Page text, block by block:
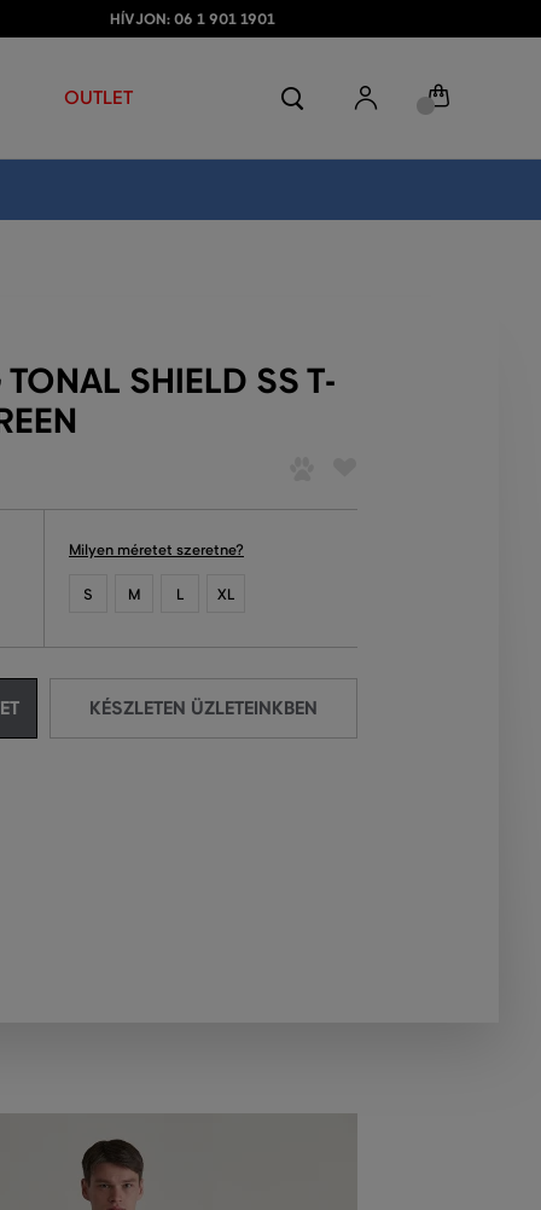
HÍVJON: 06 1 901 1901
OUTLET
SHIELD SS T-
Milyen méretet szeretne?
S M L XL
KÉSZLETEN ÜZLETEINKBEN